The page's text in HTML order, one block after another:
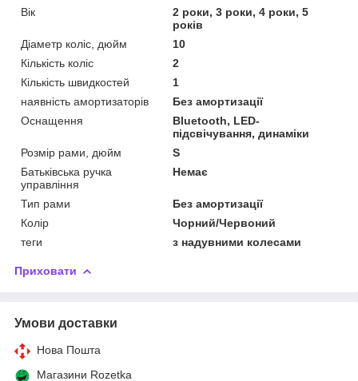
Вік
2 роки, 3 роки, 4 роки, 5
років
Діаметр коліс, дюйм
10
Кількість коліс
2
Кількість швидкостей
1
наявність амортизаторів
Без амортизації
Оснащення
Bluetooth, LED-
підсвічування, динаміки
Розмір рами, дюйм
S
Батьківська ручка
управління
Немає
Тип рами
Без амортизації
Колір
Чорний/Червоний
теги
з надувними колесами
Приховати
Умови доставки
Нова Пошта
Магазини Rozetka